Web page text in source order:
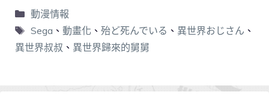
動漫情報
Sega 、 動畫化 、 殆ど死んでいる 、 異世界おじさん 、
異世界叔叔 、 異世界歸來的舅舅